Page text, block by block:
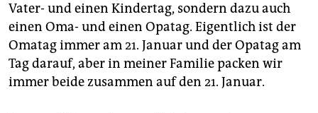
wahrheit
verlag
verlag
Vater- und einen Kindertag, sondern dazu auch
einen Oma- und einen Opatag. Eigentlich ist der
Omatag immer am 21. Januar und der Opatag am
Tag darauf, aber in meiner Familie packen wir
immer beide zusammen auf den 21. Januar.